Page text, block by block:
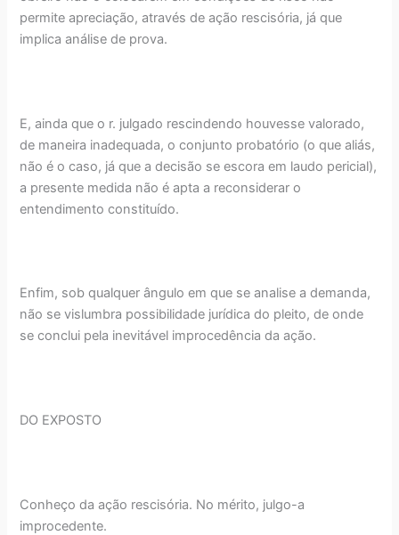
permite apreciação, através de ação rescisória, já que
implica análise de prova.
E, ainda que o r. julgado rescindendo houvesse valorado,
de maneira inadequada, o conjunto probatório (o que aliás,
não é o caso, já que a decisão se escora em laudo pericial),
a presente medida não é apta a reconsiderar o
entendimento constituído.
Enfim, sob qualquer ângulo em que se analise a demanda,
não se vislumbra possibilidade jurídica do pleito, de onde
se conclui pela inevitável improcedência da ação.
DO EXPOSTO
Conheço da ação rescisória. No mérito, julgo-a
improcedente.